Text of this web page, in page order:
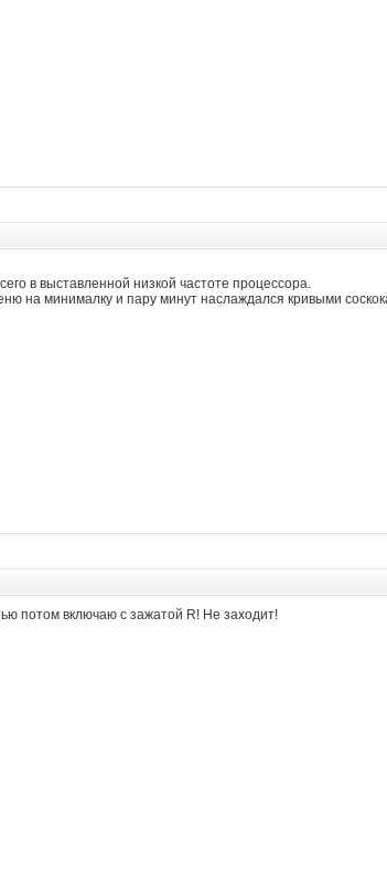
в выставленной низкой частоте процессора.
на минималку и пару минут наслаждался кривыми
потом включаю с зажатой R! Не заходит!